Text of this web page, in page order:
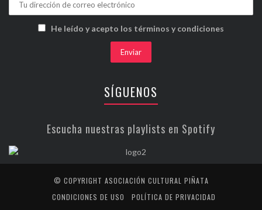
He leído y acepto los términos y condiciones
SÍGUENOS
Escucha nuestras playlists en Spotify
© COPYRIGHT ASOCIACIÓN CULTURAL PIÑATA
CONDICIONES DE USO
POLÍTICA DE PRIVACIDAD